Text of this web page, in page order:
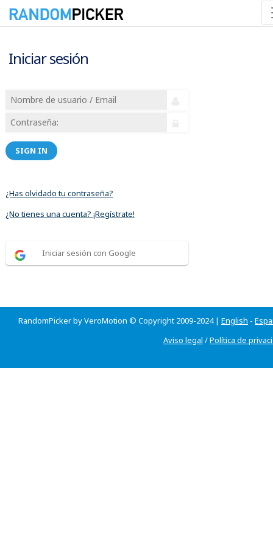
Iniciar sesión
SIGN IN
¿Has olvidado tu contraseña?
¿No tienes una cuenta? ¡Regístrate!
Iniciar sesión con Google
RandomPicker by VeroMotion © Copyright 2009-2024 | English -
Aviso legal /Política de